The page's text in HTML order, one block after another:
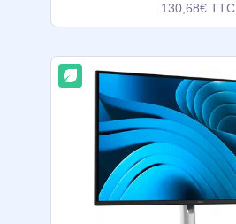
130,68€ TTC